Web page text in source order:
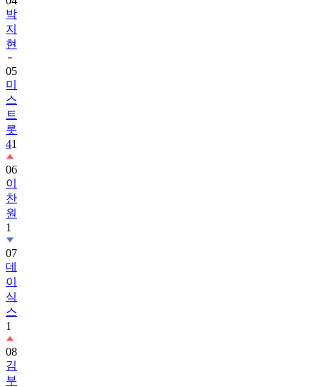
박
지
현
05
미
스
트
롯
41
06
이
찬
원
1
07
데
이
식
스
1
08
김
부